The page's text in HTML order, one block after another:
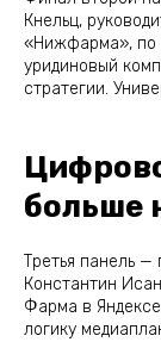
Кнельц,
«Нижфарма», по
уридиновый
стратегии.
больше
Третья панель —
Константин
Фарма в
логику